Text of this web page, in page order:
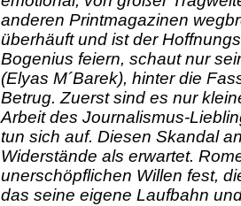
anderen Printmagazinen
überhäuft und ist der
Bogenius feiern, schaut nur
(Elyas M´Barek), hinter die
Betrug. Zuerst sind es nur
Arbeit des Journalismus-
tun sich auf. Diesen Skandal
Widerstände als erwartet.
unerschöpflichen Willen fest,
das seine eigene Laufbahn